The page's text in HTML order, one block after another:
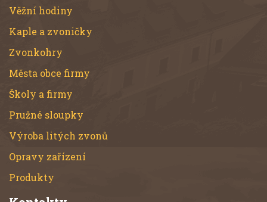
Věžní hodiny
Kaple a zvoničky
Zvonkohry
Města obce firmy
Školy a firmy
Pružné sloupky
Výroba litých zvonů
Opravy zařízení
Produkty